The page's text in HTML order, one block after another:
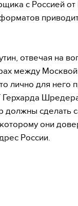
с Россией
отвечая на
между
лично для него
должны сделать
они
России.